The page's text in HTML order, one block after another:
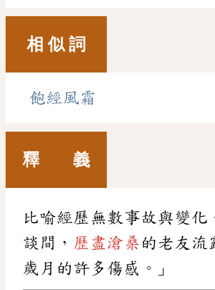
相 似 詞
飽經風霜
釋 義
比喻經歷無數事故與變化
談間， 歷盡滄桑 的老友流
歲月的許多傷感。」